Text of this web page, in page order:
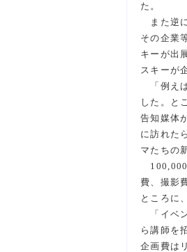
た。
また逆
その企業
キーが出
スキーが
「例え
した。と
告知媒体
に訪れた
マたちの
100,000
費、撮影
ところに
「イベ
ら講師を
企画費は